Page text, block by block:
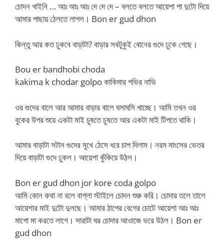
চোদন খাইনি … আঃ আঃ আঃ দে দে দে – বলতে বলতে আয়েশা পা দুটো দিয়ে
আমার পাছায় ঠেলতে লাগল। Bon er gud dhon
কিন্তু আর কত ঢুকবে বাড়াটা? বাড়ার সবটুকুই বোনের গুদে ঢুকে গেছে।
Bou er bandhobi choda
kakima k chodar golpo কাকিমার গভির নাভি
ওর গুদের বালে আর আমার বাড়ার বালে ঘসাঘসি খাচ্ছে। আমি তখন ওর
বুকের উপর শুয়ে একটা মাই চুষতে চুষতে আর একটা মাই টিপতে থাকি।
আমার বাড়াটা সটান গুদের মুখে ঠেসে ধরে চাপ দিলাম। নরম মাংসের ভেতর
দিয়ে বাড়াটা গুদে ঢুকল। আয়েশা কুঁকিয়ে উঠল।
Bon er gud dhon jor kore coda golpo
আমি কোন কথা না বলে বাগ্লা স্টাইলে চোদন শুরু করি। চোদার তলে তালে
আয়েশার মাই দুটো দুলছে। আমার ঠাপের বেগের চোটে আয়েশা আঃ আঃ
মাগো মা করতে লাগে। সারাটা ঘর চোদার আওাজে ভরে উঠল। Bon er
gud dhon